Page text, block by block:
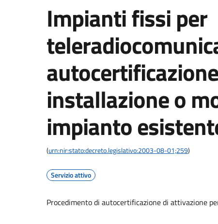
Impianti fissi per
installazione o
impianto
(urn:nir:stato:decreto.legislativo:2003-08-01;259)
Servizio attivo
Procedimento di autocertificazione di attivazione